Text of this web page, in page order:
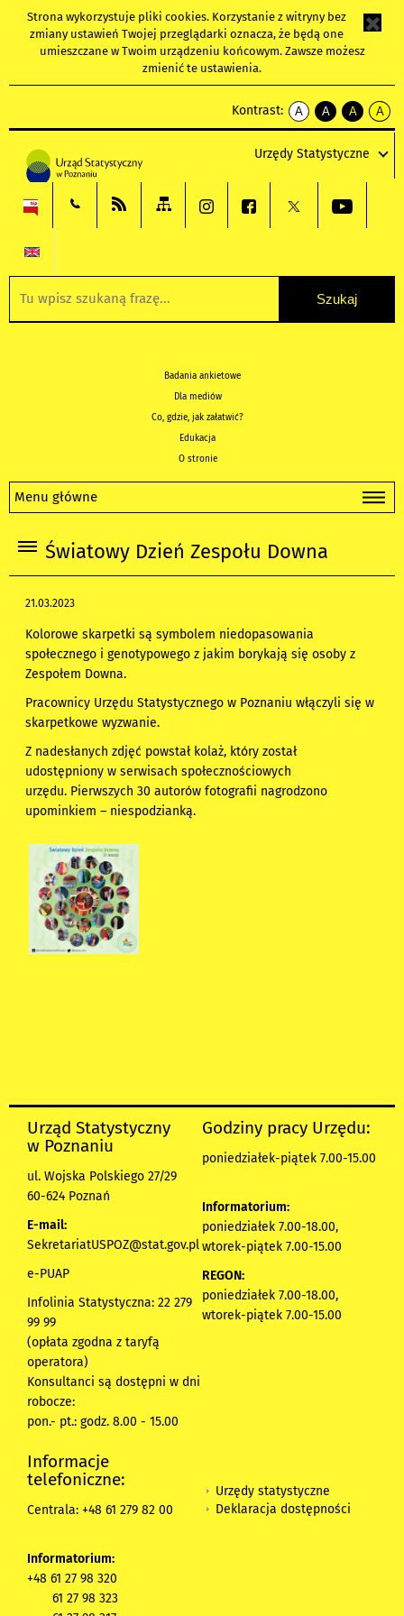
Strona wykorzystuje pliki cookies. Korzystanie z witryny bez
zmiany ustawień Twojej przeglądarki oznacza, że będą one
umieszczane w Twoim urządzeniu końcowym. Zawsze możesz
zmienić te ustawienia.
Kontrast:
A
kontrast
A
kontrast
tekst
czarnym
A
kontrast
tekst
czarnym
A
tekst
żółtym
Urzędy Statystyczne
Badania ankietowe
Dla mediów
Co, gdzie, jak załatwić?
Edukacja
O stronie
Menu główne
Światowy Dzień Zespołu Downa
21.03.2023
Kolorowe skarpetki są symbolem niedopasowania
społecznego i genotypowego z jakim borykają się osoby z
Zespołem Downa.
Pracownicy Urzędu Statystycznego w Poznaniu włączyli się w
skarpetkowe wyzwanie.
Z nadesłanych zdjęć powstał kolaż, który został
udostępniony w serwisach społecznościowych
urzędu. Pierwszych 30 autorów fotografii nagrodzono
upominkiem – niespodzianką.
Urząd Statystyczny
w Poznaniu
ul. Wojska Polskiego 27/29
60-624 Poznań
E-mail:
SekretariatUSPOZ@stat.gov.pl
e-PUAP
Infolinia Statystyczna: 22 279
99 99
(opłata zgodna z taryfą
operatora)
Konsultanci są dostępni w dni
robocze:
pon.- pt.: godz. 8.00 - 15.00
Godziny pracy Urzędu:
poniedziałek-piątek 7.00-15.00
Informatorium:
poniedziałek 7.00-18.00,
wtorek-piątek 7.00-15.00
REGON:
poniedziałek 7.00-18.00,
wtorek-piątek 7.00-15.00
Informacje
telefoniczne:
Centrala: +48 61 279 82 00
Informatorium:
+48 61 27 98 320
61 27 98 323
Urzędy statystyczne
Deklaracja dostępności